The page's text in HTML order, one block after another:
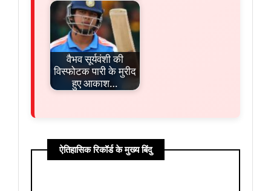
वैभव सूर्यवंशी की
विस्फोटक पारी के मुरीद
हुए आकाश…
ऐतिहासिक रिकॉर्ड के मुख्य बिंदु